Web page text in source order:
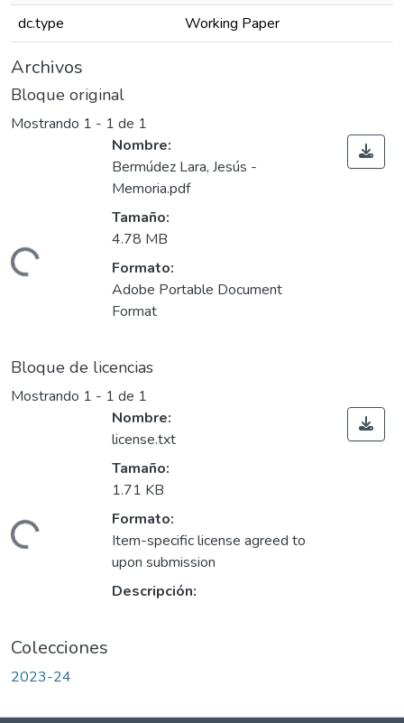
dc.type
Working Paper
Archivos
Bloque original
Mostrando 1 - 1 de 1
Cargando...
Nombre:
Bermúdez Lara, Jesús -
Memoria.pdf
Tamaño:
4.78 MB
Formato:
Adobe Portable Document
Format
Bloque de licencias
Mostrando 1 - 1 de 1
Cargando...
Nombre:
license.txt
Tamaño:
1.71 KB
Formato:
Item-specific license agreed to
upon submission
Descripción:
Colecciones
2023-24